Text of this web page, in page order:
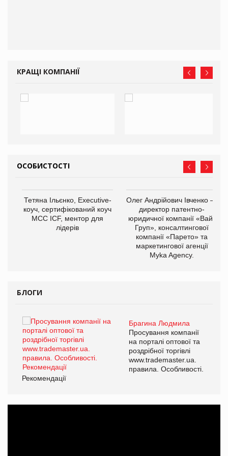
КРАЩІ КОМПАНІЇ
ОСОБИСТОСТІ
Тетяна Ільєнко, Executive-
коуч, сертифікований коуч
МСС ICF, ментор для
лідерів
Олег Андрійович Івченко —
директор патентно-
юридичної компанії «Вайз
Груп», консалтингової
компанії «Парето» та
маркетингової агенції
Myka Agency.
БЛОГИ
Брагина Людмила
Просування компанії
на порталі оптової та
роздрібної торгівлі
www.trademaster.ua.
правила. Особливості.
Рекомендації